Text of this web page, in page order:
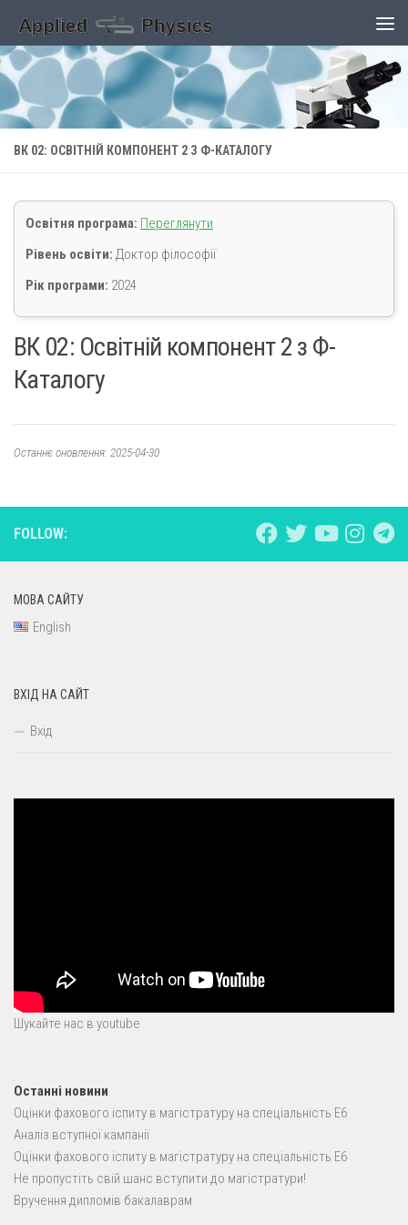
Skip to content
ВК 02: ОСВІТНІЙ КОМПОНЕНТ 2 З Ф-КАТАЛОГУ
Освітня програма: Переглянути
Рівень освіти: Доктор філософії
Рік програми: 2024
ВК 02: Освітній компонент 2 з Ф-
Каталогу
Останнє оновлення: 2025-04-30
FOLLOW:
МОВА САЙТУ
English
ВХІД НА САЙТ
Вхід
Шукайте нас в youtube
Останні новини
Оцінки фахового іспиту в магістратуру на спеціальність E6
Аналіз вступної кампанії
Оцінки фахового іспиту в магістратуру на спеціальність E6
Не пропустіть свій шанс вступити до магістратури!
Вручення дипломів бакалаврам